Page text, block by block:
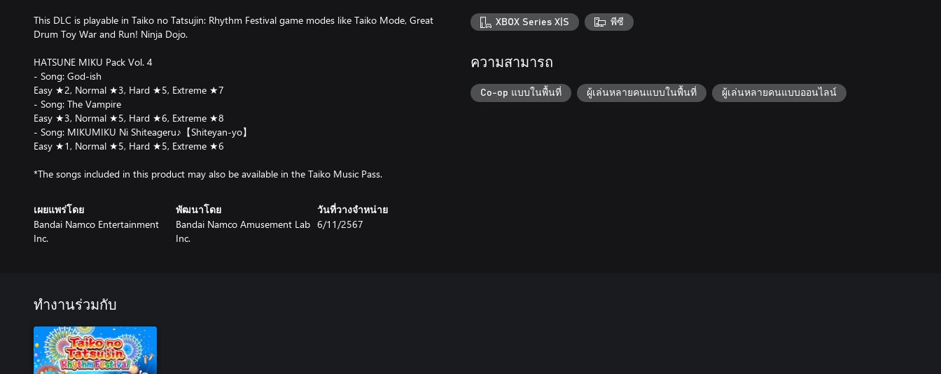
This DLC is playable in Taiko no Tatsujin: Rhythm Festival game modes like Taiko Mode, Great
Drum Toy War and Run! Ninja Dojo.
HATSUNE MIKU Pack Vol. 4
- Song: God-ish
Easy ★2, Normal ★3, Hard ★5, Extreme ★7
- Song: The Vampire
Easy ★3, Normal ★5, Hard ★6, Extreme ★8
- Song: MIKUMIKU Ni Shiteageru♪【Shiteyan-yo】
Easy ★1, Normal ★5, Hard ★5, Extreme ★6
*The songs included in this product may also be available in the Taiko Music Pass.
เผยแพร่โดย
Bandai Namco Entertainment
Inc.
พัฒนาโดย
Bandai Namco Amusement Lab
Inc.
วันที่วางจำหน่าย
6/11/2567
XBOX Series X|S พีซี
ความสามารถ
Co-op แบบในพื้นที่ ผู้เล่นหลายคนแบบในพื้นที่ ผู้เล่นหลายคนแบบออนไลน์
ทำงานร่วมกับ